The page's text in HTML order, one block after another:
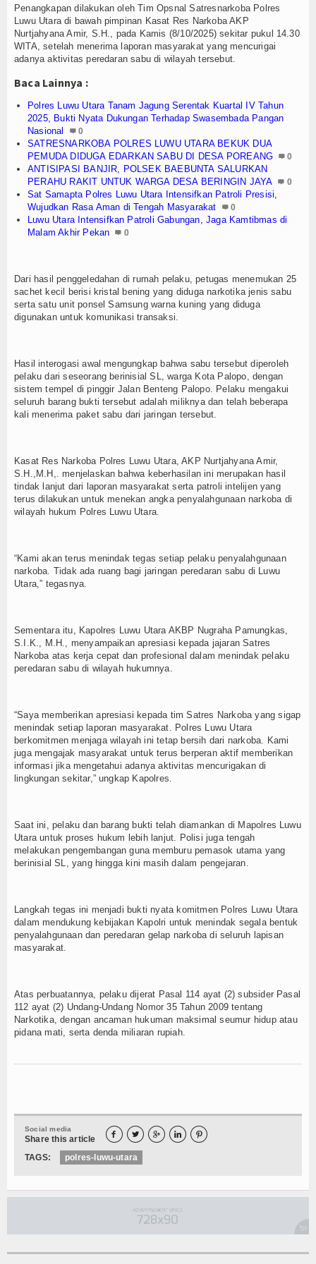
Penangkapan dilakukan oleh Tim Opsnal Satresnarkoba Polres
Luwu Utara di bawah pimpinan Kasat Res Narkoba AKP
Nurtjahyana Amir, S.H., pada Kamis (8/10/2025) sekitar pukul 14.30
WITA, setelah menerima laporan masyarakat yang mencurigai
adanya aktivitas peredaran sabu di wilayah tersebut.
Baca Lainnya :
Polres Luwu Utara Tanam Jagung Serentak Kuartal IV Tahun
2025, Bukti Nyata Dukungan Terhadap Swasembada Pangan
Nasional
0
SATRESNARKOBA POLRES LUWU UTARA BEKUK DUA
PEMUDA DIDUGA EDARKAN SABU DI DESA POREANG
0
ANTISIPASI BANJIR, POLSEK BAEBUNTA SALURKAN
PERAHU RAKIT UNTUK WARGA DESA BERINGIN JAYA
0
Sat Samapta Polres Luwu Utara Intensifkan Patroli Presisi,
Wujudkan Rasa Aman di Tengah Masyarakat
0
Luwu Utara Intensifkan Patroli Gabungan, Jaga Kamtibmas di
Malam Akhir Pekan
0
Dari hasil penggeledahan di rumah pelaku, petugas menemukan 25
sachet kecil berisi kristal bening yang diduga narkotika jenis sabu
serta satu unit ponsel Samsung warna kuning yang diduga
digunakan untuk komunikasi transaksi.
Hasil interogasi awal mengungkap bahwa sabu tersebut diperoleh
pelaku dari seseorang berinisial SL, warga Kota Palopo, dengan
sistem tempel di pinggir Jalan Benteng Palopo. Pelaku mengakui
seluruh barang bukti tersebut adalah miliknya dan telah beberapa
kali menerima paket sabu dari jaringan tersebut.
Kasat Res Narkoba Polres Luwu Utara, AKP Nurtjahyana Amir,
S.H.,M.H,. menjelaskan bahwa keberhasilan ini merupakan hasil
tindak lanjut dari laporan masyarakat serta patroli intelijen yang
terus dilakukan untuk menekan angka penyalahgunaan narkoba di
wilayah hukum Polres Luwu Utara.
“Kami akan terus menindak tegas setiap pelaku penyalahgunaan
narkoba. Tidak ada ruang bagi jaringan peredaran sabu di Luwu
Utara,” tegasnya.
Sementara itu, Kapolres Luwu Utara AKBP Nugraha Pamungkas,
S.I.K., M.H., menyampaikan apresiasi kepada jajaran Satres
Narkoba atas kerja cepat dan profesional dalam menindak pelaku
peredaran sabu di wilayah hukumnya.
“Saya memberikan apresiasi kepada tim Satres Narkoba yang sigap
menindak setiap laporan masyarakat. Polres Luwu Utara
berkomitmen menjaga wilayah ini tetap bersih dari narkoba. Kami
juga mengajak masyarakat untuk terus berperan aktif memberikan
informasi jika mengetahui adanya aktivitas mencurigakan di
lingkungan sekitar,” ungkap Kapolres.
Saat ini, pelaku dan barang bukti telah diamankan di Mapolres Luwu
Utara untuk proses hukum lebih lanjut. Polisi juga tengah
melakukan pengembangan guna memburu pemasok utama yang
berinisial SL, yang hingga kini masih dalam pengejaran.
Langkah tegas ini menjadi bukti nyata komitmen Polres Luwu Utara
dalam mendukung kebijakan Kapolri untuk menindak segala bentuk
penyalahgunaan dan peredaran gelap narkoba di seluruh lapisan
masyarakat.
Atas perbuatannya, pelaku dijerat Pasal 114 ayat (2) subsider Pasal
112 ayat (2) Undang-Undang Nomor 35 Tahun 2009 tentang
Narkotika, dengan ancaman hukuman maksimal seumur hidup atau
pidana mati, serta denda miliaran rupiah.
Social media
Share this article     
TAGS: polres-luwu-utara